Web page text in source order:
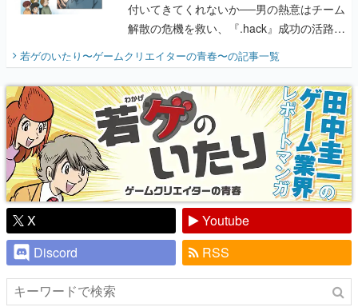
付いてきてくれないか──男の熱意はチーム
解散の危機を救い、『.hack』成功の活路を
開く。業界の快男児・松山 洋に流れる血は
『少年ジャンプ』色だった【若ゲのいた
り】
若ゲのいたり〜ゲームクリエイターの青春〜の記事一覧
X
Youtube
Discord
RSS